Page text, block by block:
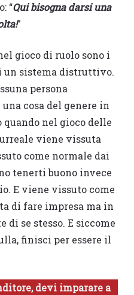
“Qui bisogna darsi una
”
gioco di ruolo sono i
un sistema distruttivo.
persona
cosa del genere in
quando nel gioco delle
viene vissuta
come normale dai
tenerti buono invece
E viene vissuto come
di fare impresa ma in
di se stesso. E siccome
finisci per essere il
devi imparare a